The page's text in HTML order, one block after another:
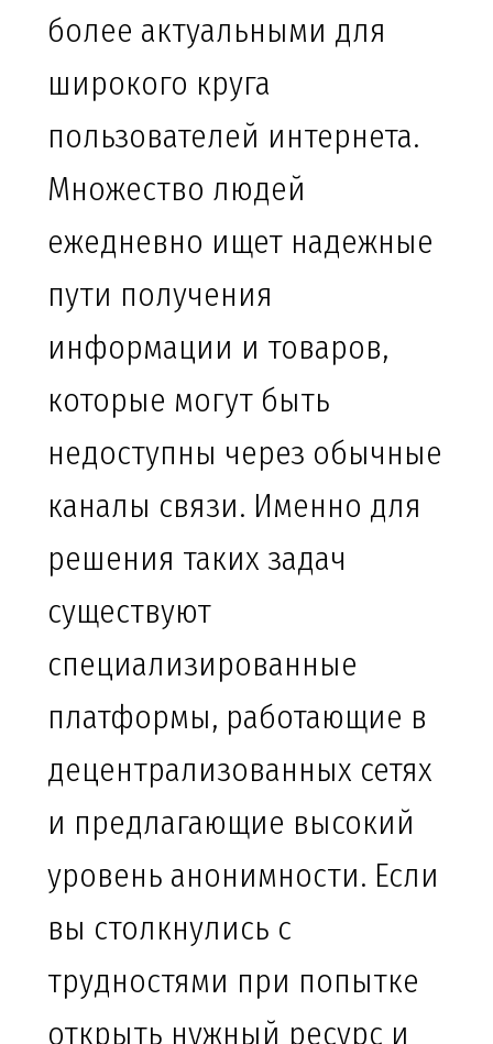
более актуальными для
широкого круга
пользователей интернета.
Множество людей
ежедневно ищет надежные
пути получения
информации и товаров,
которые могут быть
недоступны через обычные
каналы связи. Именно для
решения таких задач
существуют
специализированные
платформы, работающие в
децентрализованных сетях
и предлагающие высокий
уровень анонимности. Если
вы столкнулись с
трудностями при попытке
открыть нужный ресурс и